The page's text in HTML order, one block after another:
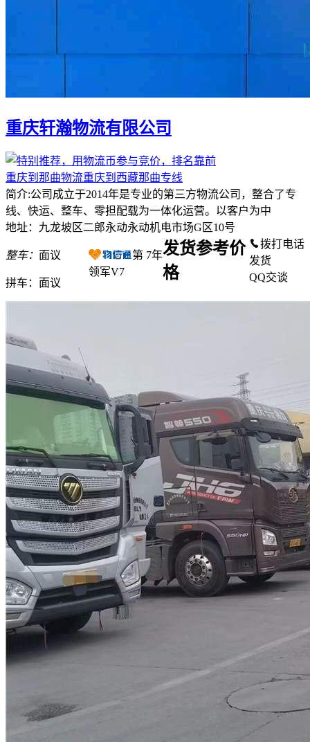
重庆轩瀚物流有限公司
重庆到那曲物流重庆到西藏那曲专线
简介:公司成立于2014年是专业的第三方物流公司，整合了专
线、快运、整车、零担配载为一体化运营。以客户为中
地址：九龙坡区二郎永动永动机电市场G区10号
整车： 面议
拼车： 面议
第 7年
领军V7
拨打电话
发货
QQ交谈
发货参考价
格